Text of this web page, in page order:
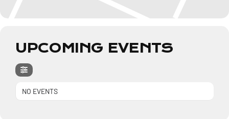
UPCOMING EVENTS
NO EVENTS